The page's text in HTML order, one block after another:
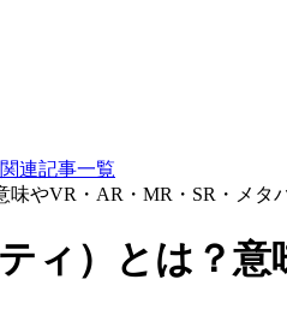
連記事一覧
やVR・AR・MR・SR・メタ
ィ）とは？